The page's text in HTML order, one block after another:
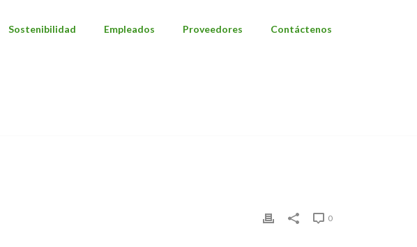
Sostenibilidad Empleados Proveedores Contáctenos
0